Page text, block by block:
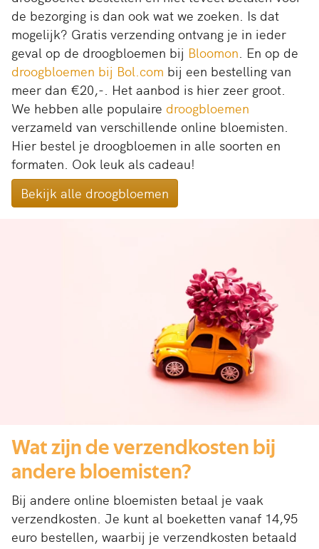
de bezorging is dan ook wat we zoeken. Is dat
mogelijk? Gratis verzending ontvang je in ieder
geval op de droogbloemen bij Bloomon . En op de
droogbloemen bij Bol.com bij een bestelling van
meer dan €20,-. Het aanbod is hier zeer groot.
We hebben alle populaire droogbloemen
verzameld van verschillende online bloemisten.
Hier bestel je droogbloemen in alle soorten en
formaten. Ook leuk als cadeau!
Bekijk alle droogbloemen
Wat zijn de verzendkosten bij
andere bloemisten?
Bij andere online bloemisten betaal je vaak
verzendkosten. Je kunt al boeketten vanaf 14,95
euro bestellen, waarbij je verzendkosten betaald